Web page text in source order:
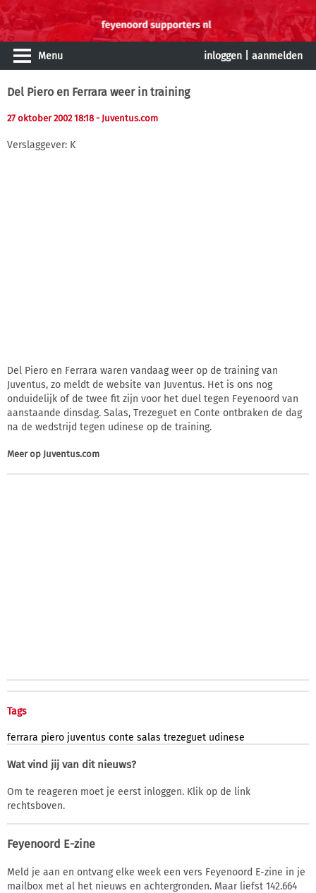
Menu inloggen aanmelden
Del Piero en Ferrara weer in training
27 oktober 2002 18:18 - Juventus.com
Verslaggever: K
Del Piero en Ferrara waren vandaag weer op de training van
Juventus, zo meldt de website van Juventus. Het is ons nog
onduidelijk of de twee fit zijn voor het duel tegen Feyenoord van
aanstaande dinsdag. Salas, Trezeguet en Conte ontbraken de dag
na de wedstrijd tegen udinese op de training.
Meer op Juventus.com
Tags
ferrara piero juventus conte salas trezeguet udinese
Wat vind jij van dit nieuws?
Om te reageren moet je eerst inloggen. Klik op de link
rechtsboven.
Feyenoord E-zine
Meld je aan en ontvang elke week een vers Feyenoord E-zine in je
mailbox met al het nieuws en achtergronden. Maar liefst 142.664